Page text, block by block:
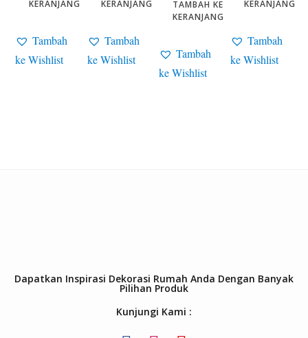
KERANJANG
Tambah
ke Wishlist
KERANJANG
Tambah
ke Wishlist
TAMBAH KE
KERANJANG
Tambah
ke Wishlist
KERANJANG
Tambah
ke Wishlist
Dapatkan Inspirasi Dekorasi Rumah Anda Dengan Banyak
Pilihan Produk
Kunjungi Kami :